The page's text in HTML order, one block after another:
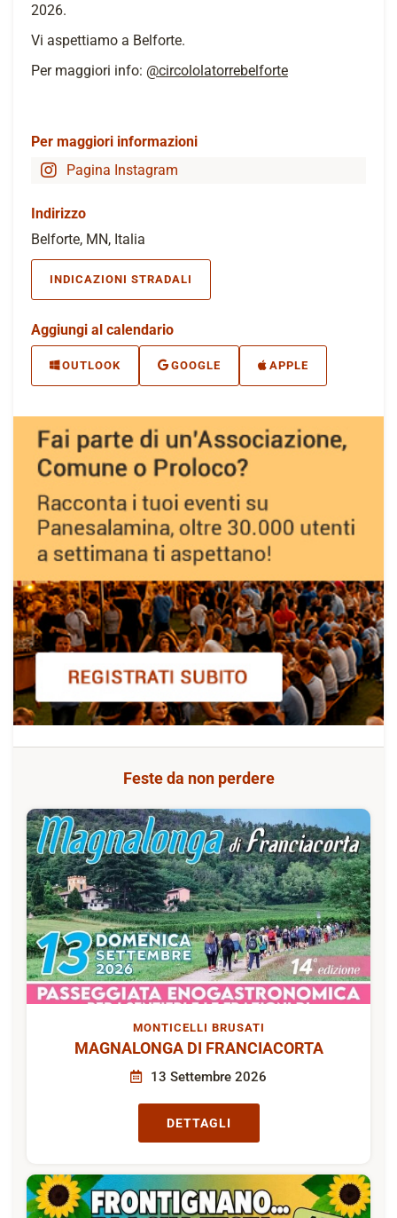
2026.
Vi aspettiamo a Belforte.
Per maggiori info: @circololatorrebelforte
Per maggiori informazioni
Pagina Instagram
Indirizzo
Belforte, MN, Italia
INDICAZIONI STRADALI
Aggiungi al calendario
OUTLOOK GOOGLE APPLE
Feste da non perdere
MONTICELLI BRUSATI
MAGNALONGA DI FRANCIACORTA
13 Settembre 2026
DETTAGLI